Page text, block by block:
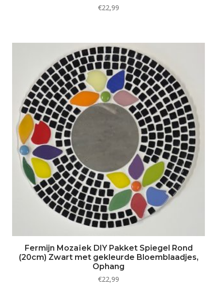
€22,99
Fermijn Mozaïek DIY Pakket Spiegel Rond
(20cm) Zwart met gekleurde Bloemblaadjes,
Ophang
€22,99